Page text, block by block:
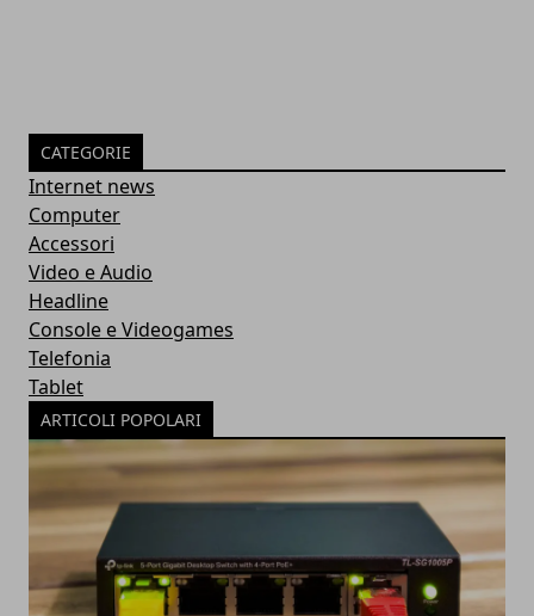
CATEGORIE
Internet news
Computer
Accessori
Video e Audio
Headline
Console e Videogames
Telefonia
Tablet
ARTICOLI POPOLARI